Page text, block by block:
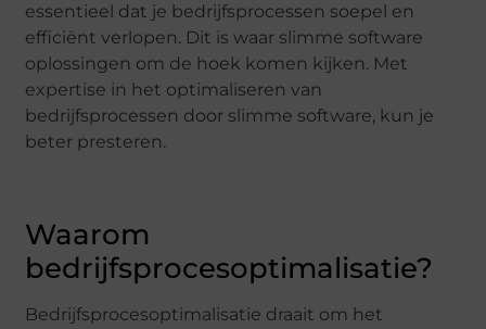
essentieel dat je bedrijfsprocessen soepel en
efficiënt verlopen. Dit is waar slimme software
oplossingen om de hoek komen kijken. Met
expertise in het optimaliseren van
bedrijfsprocessen door slimme software, kun je
beter presteren.
Waarom
bedrijfsprocesoptimalisatie?
Bedrijfsprocesoptimalisatie draait om het